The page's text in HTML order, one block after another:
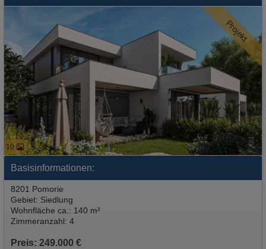
10
Projekt
Basisinformationen:
8201 Pomorie
Gebiet: Siedlung
Preis: 249.000 €
Wohnfläche ca.: 140 m²
Zimmeranzahl: 4